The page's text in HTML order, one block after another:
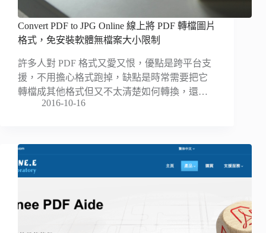
Convert PDF to JPG Online 線上將 PDF 轉檔圖片
格式，免安裝軟體無檔案大小限制
許多人對 PDF 格式又愛又恨，優點是跨平台支
援，不用擔心格式跑掉，缺點是時常需要把它
轉檔成其他格式但又不太清楚如何轉換，還…
2016-10-16